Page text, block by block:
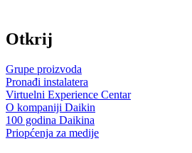
Otkrij
Grupe proizvoda
Pronađi instalatera
Virtuelni Experience Centar
O kompaniji Daikin
100 godina Daikina
Priopćenja za medije